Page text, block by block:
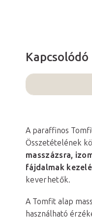
A paraffinos
Összetételének
masszázsra,
fájdalmak
keverhetők.
A Tomfit alap
használható